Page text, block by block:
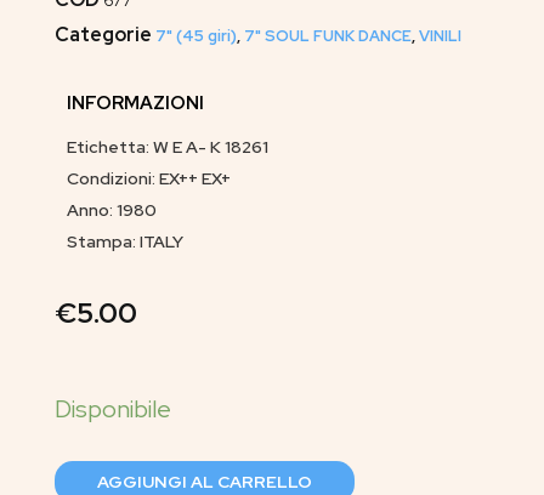
Categorie 7" (45 giri), 7" SOUL FUNK DANCE,VINILI
INFORMAZIONI
Etichetta: W E A- K 18261
Condizioni: EX++ EX+
Anno: 1980
Stampa: ITALY
€5.00
AGGIUNGI AL CARRELLO